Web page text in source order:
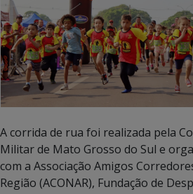
A corrida de rua foi realizada pela
Militar de Mato Grosso do Sul e
com a Associação Amigos
Região (ACONAR), Fundação de